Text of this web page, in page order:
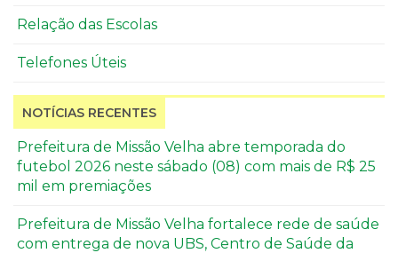
Relação das Escolas
Telefones Úteis
NOTÍCIAS RECENTES
Prefeitura de Missão Velha abre temporada do
futebol 2026 neste sábado (08) com mais de R$ 25
mil em premiações
Prefeitura de Missão Velha fortalece rede de saúde
com entrega de nova UBS, Centro de Saúde da